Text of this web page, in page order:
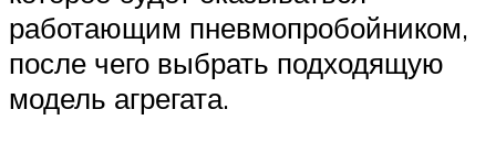
работающим пневмопробойником,
после чего выбрать подходящую
модель агрегата.